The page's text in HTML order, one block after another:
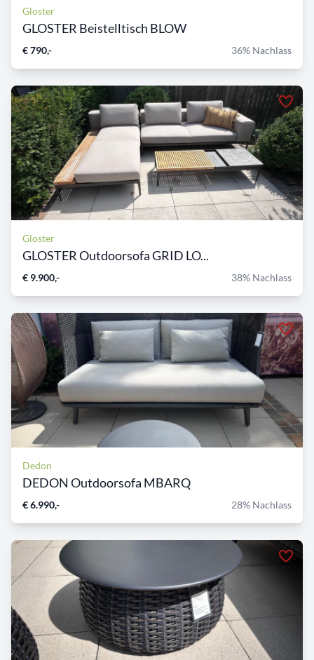
Gloster
GLOSTER Beistelltisch BLOW
€ 790,- 36% Nachlass
Gloster
GLOSTER Outdoorsofa GRID LO...
€ 9.900,- 38% Nachlass
Dedon
DEDON Outdoorsofa MBARQ
€ 6.990,- 28% Nachlass